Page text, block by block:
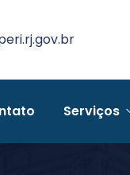
Serviços